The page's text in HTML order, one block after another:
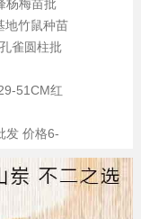
杨梅苗批
地竹鼠种苗
雀圆柱批
51CM红
发 价格6-